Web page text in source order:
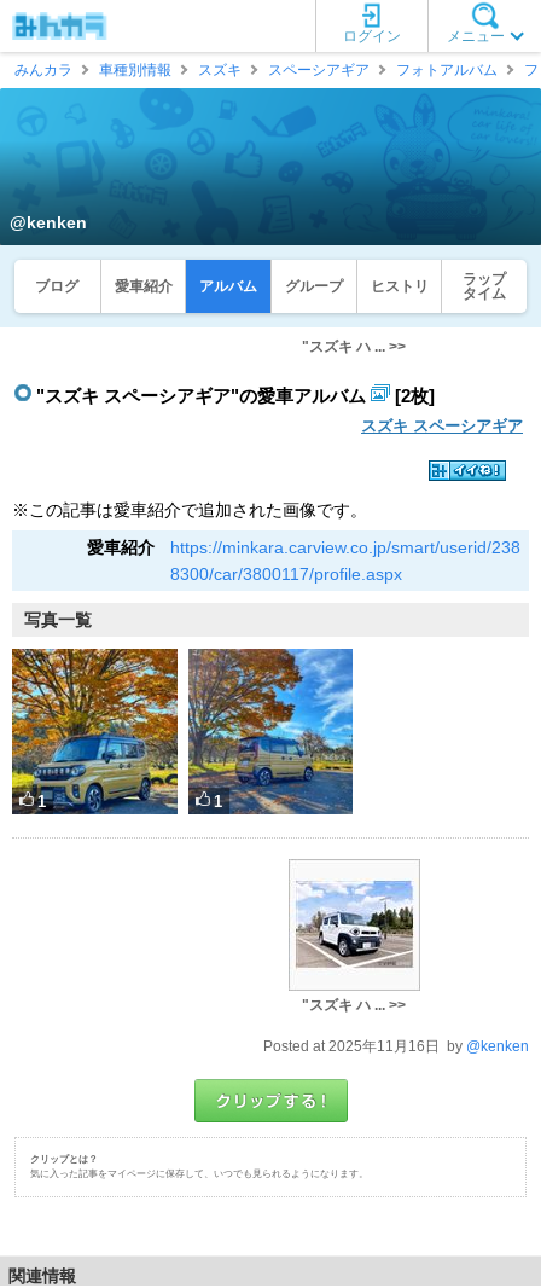
メニュー
ログイン
みんカラ
車種別情報 スズキ スペーシアギア フォトアルバム
@kenken
ブログ 愛車紹介 アルバム グループ ヒストリ
ラップ
タイム
"スズキ ハ ... >>
"スズキ スペーシアギア"の愛車アルバム [2枚]
スズキ スペーシアギア
※この記事は愛車紹介で追加された画像です。
愛車紹介
https://minkara.carview.co.jp/smart/userid/238
8300/car/3800117/profile.aspx
写真一覧
1 1
"スズキ ハ ... >>
Posted at 2025年11月16日 by @kenken
クリップとは？
気に入った記事をマイページに保存して、いつでも見られるようになります。
関連情報